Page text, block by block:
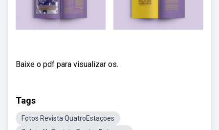
Baixe o pdf para visualizar os.
Tags
Fotos Revista QuatroEstaçoes